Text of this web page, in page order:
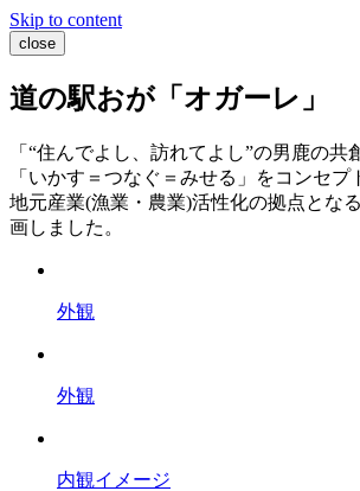
Skip to content
close
道の駅おが「オガーレ」
「“住んでよし、訪れてよし”の男⿅の共
「いかす＝つなぐ＝みせる」をコンセプ
地元産業(漁業・農業)活性化の拠点とな
画しました。
外観
外観
内観イメージ